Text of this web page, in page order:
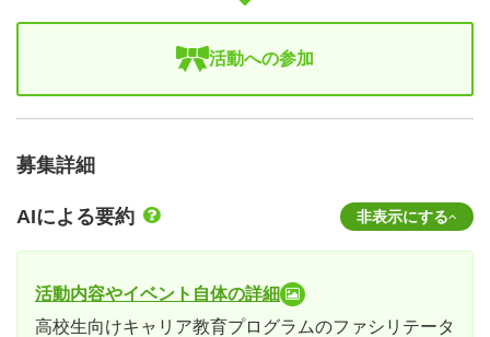
活動への参加
募集詳細
AIによる要約 非表示にする
活動内容やイベント自体の詳細
高校生向けキャリア教育プログラムのファシリテータ